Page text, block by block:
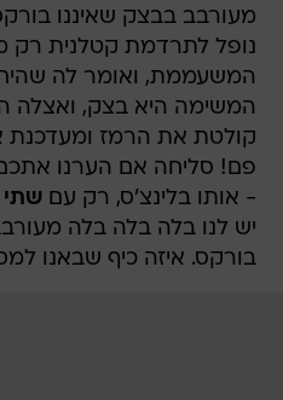
מעורבב בבצק שאיננו
נופל לתרדמת קטלנית
המשעממת, ואומר לה
המשימה היא בצק, ואצלה
קולטת את הרמז
פם! סליחה אם הערנו
- אותו בלינצ'ס, רק עםשתי
יש לנו בלה בלה בלה
בורקס. איזה כיף שבאנו